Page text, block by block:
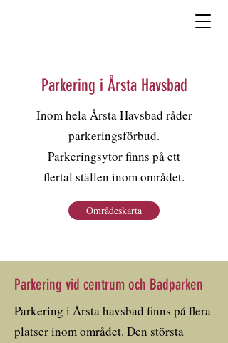
Parkering i Årsta Havsbad
Inom hela Årsta Havsbad råder
parkeringsförbud.
Parkeringsytor finns på ett
flertal ställen inom området.
Områdeskarta
Parkering vid centrum och Badparken
Parkering i Årsta havsbad finns på flera
platser inom området. Den största